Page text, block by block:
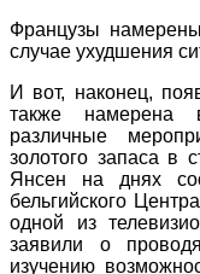
Французы
случае ухудшения
И вот, наконец,
также намерена
различные
золотого запаса в
Янсен на днях
бельгийского
одной из
заявили о
изучению